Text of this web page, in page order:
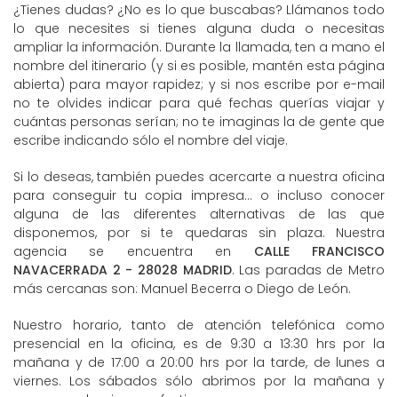
¿Tienes dudas? ¿No es lo que buscabas? Llámanos todo
lo que necesites si tienes alguna duda o necesitas
ampliar la información. Durante la llamada, ten a mano el
nombre del itinerario (y si es posible, mantén esta página
abierta) para mayor rapidez; y si nos escribe por e-mail
no te olvides indicar para qué fechas querías viajar y
cuántas personas serían; no te imaginas la de gente que
escribe indicando sólo el nombre del viaje.
Si lo deseas, también puedes acercarte a nuestra oficina
para conseguir tu copia impresa... o incluso conocer
alguna de las diferentes alternativas de las que
disponemos, por si te quedaras sin plaza. Nuestra
agencia se encuentra en CALLE FRANCISCO
NAVACERRADA 2 - 28028 MADRID. Las paradas de Metro
más cercanas son: Manuel Becerra o Diego de León.
Nuestro horario, tanto de atención telefónica como
presencial en la oficina, es de 9:30 a 13:30 hrs por la
mañana y de 17:00 a 20:00 hrs por la tarde, de lunes a
viernes. Los sábados sólo abrimos por la mañana y